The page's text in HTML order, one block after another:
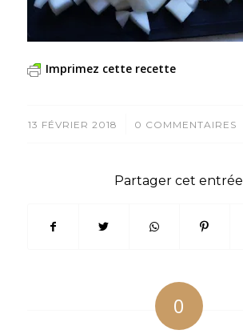
Imprimez cette recette
13 FÉVRIER 2018
/ 0 COMMENTAIRES
/
Partager cet entrée
0